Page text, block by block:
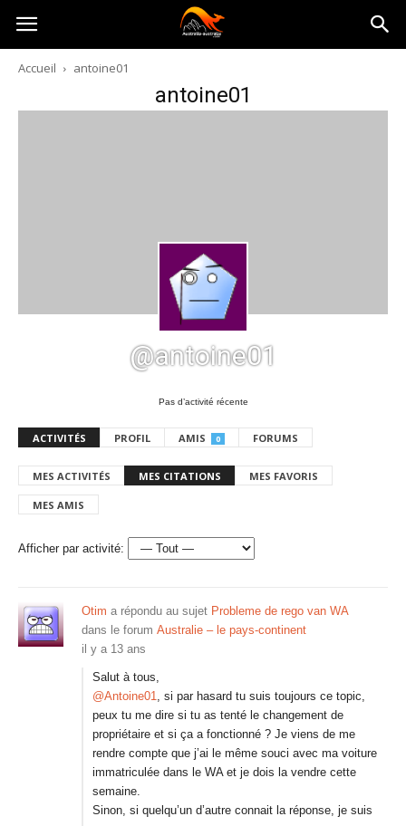
Australia-
australie.com
Accueil antoine01
antoine01
@antoine01
Pas d’activité récente
ACTIVITÉS PROFIL AMIS 0 FORUMS
MES ACTIVITÉS MES CITATIONS MES FAVORIS
MES AMIS
Afficher par activité:
Otim a répondu au sujet Probleme de rego van WA
dans le forum Australie – le pays-continent
il y a 13 ans
Salut à tous,
@Antoine01, si par hasard tu suis toujours ce topic,
peux tu me dire si tu as tenté le changement de
propriétaire et si ça a fonctionné ? Je viens de me
rendre compte que j’ai le même souci avec ma voiture
immatriculée dans le WA et je dois la vendre cette
semaine.
Sinon, si quelqu’un d’autre connait la réponse, je suis